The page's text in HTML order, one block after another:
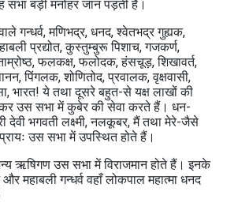
बड़ी मनोहर जान पड़ती है।
गन्धर्व, मणिभद्र, धनद, श्वेतभद्र गुह्यक,
प्रद्योत, कुस्तुम्बुरू पिशाच, गजकर्ण,
फलकक्ष, फलोदक, हंसचूड़, शिखावर्त,
पिंगलक, शोणितोद, प्रवालक, वृक्षवासी,
भारत! ये तथा दूसरे बहुत-से यक्ष लाखों की
उस सभा में कुबेर की सेवा करते हैं। धन-
देवी भगवती लक्ष्मी, नलकूबर, मैं तथा मेरे-जैसे
उस सभा में उपस्थित होते हैं।
अन्य ऋषिगण उस सभा में विराजमान होते हैं। इनके
महाबली गन्धर्व वहाँ लोकपाल महात्मा धनद